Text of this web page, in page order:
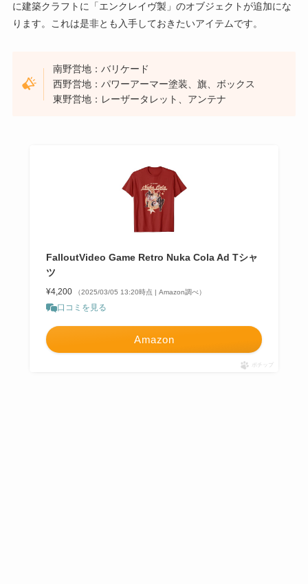
に建築クラフトに「エンクレイヴ製」のオブジェクトが追加にな
ります。これは是非とも入手しておきたいアイテムです。
南野営地：バリケード
西野営地：パワーアーマー塗装、旗、ボックス
東野営地：レーザータレット、アンテナ
FalloutVideo Game Retro Nuka Cola Ad Tシャ
ツ
¥4,200 （2025/03/05 13:20時点 | Amazon調べ）
口コミを見る
Amazon
ポチップ